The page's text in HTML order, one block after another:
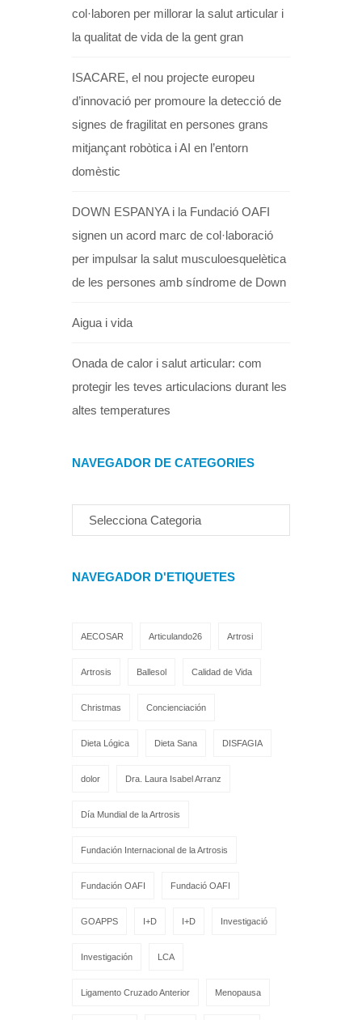
col·laboren per millorar la salut articular i
la qualitat de vida de la gent gran
ISACARE, el nou projecte europeu
d’innovació per promoure la detecció de
signes de fragilitat en persones grans
mitjançant robòtica i AI en l’entorn
domèstic
DOWN ESPANYA i la Fundació OAFI
signen un acord marc de col·laboració
per impulsar la salut musculoesquelètica
de les persones amb síndrome de Down
Aigua i vida
Onada de calor i salut articular: com
protegir les teves articulacions durant les
altes temperatures
NAVEGADOR DE CATEGORIES
NAVEGADOR D'ETIQUETES
AECOSAR Articulando26 Artrosi
Artrosis Ballesol Calidad de Vida
Christmas Concienciación
Dieta Lógica Dieta Sana DISFAGIA
dolor Dra. Laura Isabel Arranz
Día Mundial de la Artrosis
Fundación Internacional de la Artrosis
Fundación OAFI Fundació OAFI
GOAPPS I+D I+D Investigació
Investigación LCA
Ligamento Cruzado Anterior Menopausa